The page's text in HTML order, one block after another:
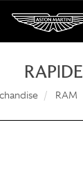
RAPIDE
RAM